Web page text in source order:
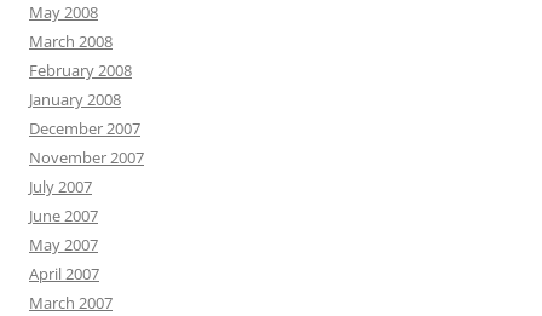
May 2008
March 2008
February 2008
January 2008
December 2007
November 2007
July 2007
June 2007
May 2007
April 2007
March 2007